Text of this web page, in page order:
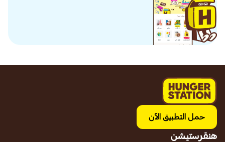
حمل التطبيق الآن
هنقرستيشن